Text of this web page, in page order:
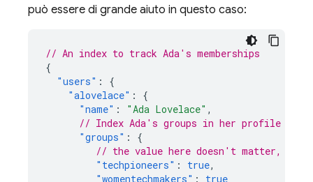
può essere di grande aiuto in questo caso:
// An index to track Ada's memberships
{
"users" :
{
"alovelace" :
{
"name" : "Ada Lovelace" ,
// Index Ada's groups in her profile
"groups" :
{
// the value here doesn't matter,
"techpioneers" : true,
"womentechmakers" :
true